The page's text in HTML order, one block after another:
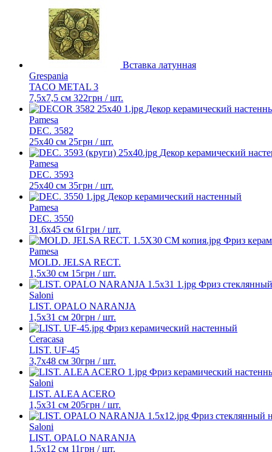
Вставка латунная
Grespania
TACO METAL 3
7,5x7,5 см 322грн / шт.
Декор керамический
Pamesa
DEC. 3582
25х40 см 25грн / шт.
Декор керамический
Pamesa
DEC. 3593
25x40 см 35грн / шт.
Декор керамический настенный
Pamesa
DEC. 3550
31,6x45 см 61грн / шт.
Фриз
Pamesa
MOLD. JELSA RECT.
1,5x30 см 15грн / шт.
Фриз
Saloni
LIST. OPALO NARANJA
1,5x31 см 20грн / шт.
Фриз керамический настенный
Ceracasa
LIST. UF-45
3,7x48 см 30грн / шт.
Фриз керамический
Saloni
LIST. ALEA ACERO
1,5x31 см 205грн / шт.
Фриз стеклянный
Saloni
LIST. OPALO NARANJA
1,5x12 см 11грн / шт.